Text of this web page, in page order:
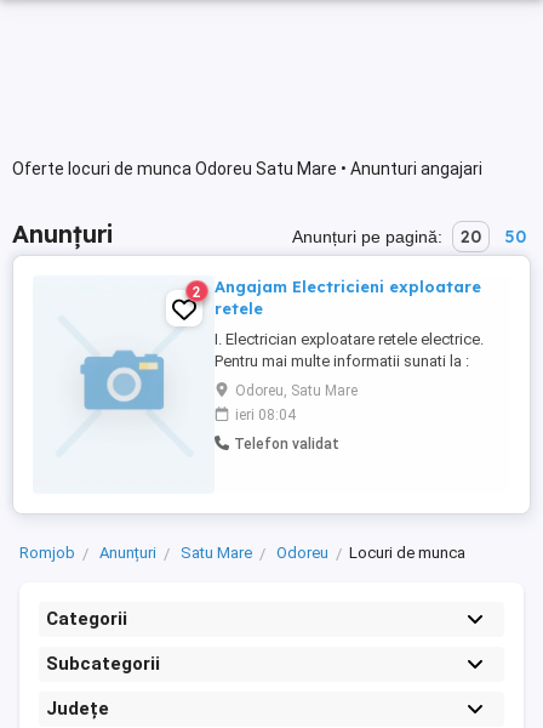
Oferte locuri de munca Odoreu Satu Mare • Anunturi angajari
Anunțuri Anunțuri pe pagină: 20 50
2
Angajam Electricieni exploatare
retele
I. Electrician exploatare retele electrice.
Pentru mai multe informatii sunati la :
Odoreu, Satu Mare
ieri 08:04
Telefon validat
Romjob Anunțuri Satu Mare Odoreu Locuri de munca
Categorii
Subcategorii
Județe